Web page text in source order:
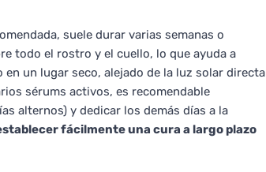
suele durar varias semanas o
todo el rostro y el cuello, lo que ayuda a
un lugar seco, alejado de la luz solar directa
sérums activos, es recomendable
alternos) y dedicar los demás días a la
fácilmente una cura a largo plazo